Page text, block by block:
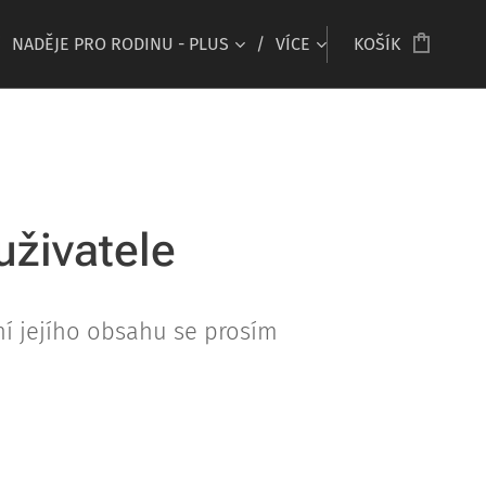
NADĚJE PRO RODINU - PLUS VÍCE KOŠÍK
jejího obsahu se prosím